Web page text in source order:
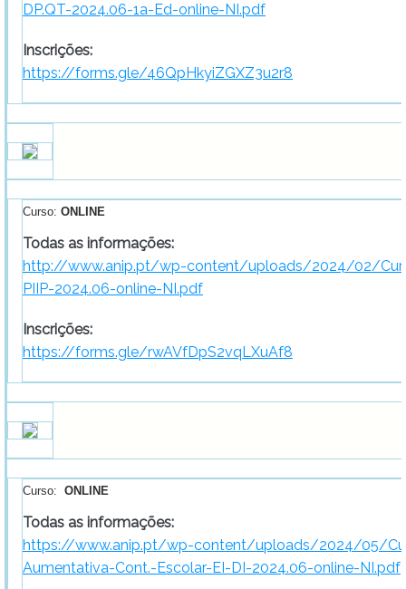
DP.QT-2024.06-1a-Ed-online-NI.pdf
Inscrições:
https://forms.gle/46QpHkyiZGXZ3u2r8
Curso: ONLINE
Todas as informações:
http://www.anip.pt/wp-content/uploads/2024/02/
PIIP-2024.06-online-NI.pdf
Inscrições:
https://forms.gle/rwAVfDpS2vqLXuAf8
Curso: ONLINE
Todas as informações:
https://www.anip.pt/wp-content/uploads/2024/05/
Aumentativa-Cont.-Escolar-EI-DI-2024.06-online-NI.pdf